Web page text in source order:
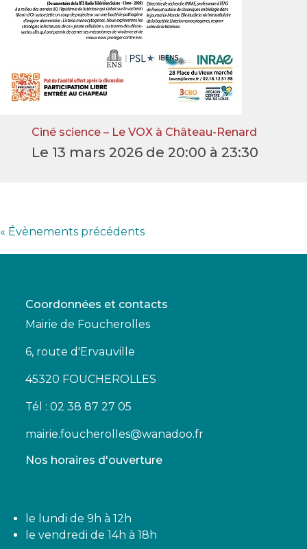
Ciné science – Le VOX à Château-Renard
Le 13 mars 2026 de 20:00 à 23:30
« Évènements précédents
Coordonnées et contacts
Mairie de Foucherolles
6, route d'Ervauville
45320 FOUCHEROLLES
Tél : 02 38 87 27 05
mairie.foucherolles@wanadoo.fr
Nos horaires d'ouverture
le lundi de 9h à 12h
le vendredi de 14h à 18h